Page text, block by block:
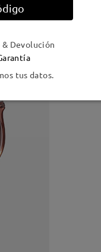
& Devolución
tus datos.